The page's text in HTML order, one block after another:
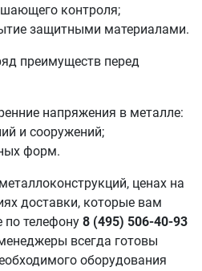
контроля;
защитными материалами.
преимуществ перед
напряжения в металле:
и сооружений;
форм.
ценах на
доставки, которые вам
телефону 8 (495) 506-40-93
всегда готовы
оборудования